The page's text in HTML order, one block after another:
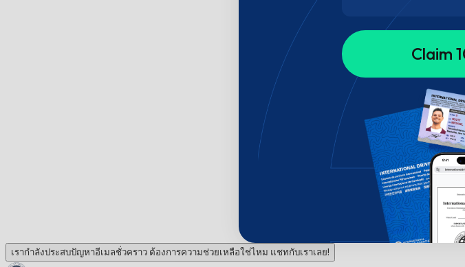
เรากำลังประสบปัญหาอีเมลชั่วคราว ต้องการความช่วยเหลือใช่ไหม แชทกับเราเลย!
Claim